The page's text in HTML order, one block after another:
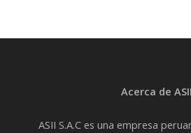
Acerca de ASII
ASII S.A.C es una empresa